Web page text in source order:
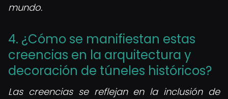
mundo.
4. ¿Cómo se manifiestan estas
creencias en la arquitectura y
decoración de túneles históricos?
Las creencias se reflejan en la inclusión de